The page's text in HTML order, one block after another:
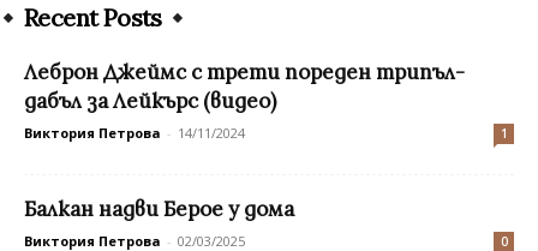
Recent Posts
Леброн Джеймс с трети пореден трипъл-
дабъл за Лейкърс (видео)
Виктория Петрова - 14/11/2024 1
Балкан надви Берое у дома
Виктория Петрова - 02/03/2025 0